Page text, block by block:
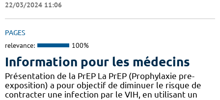
22/03/2024 11:06
PAGES
relevance: 100%
Information pour les médecins
Présentation de la PrEP La PrEP (Prophylaxie pre-
exposition) a pour objectif de diminuer le risque de
contracter une infection par le VIH, en utilisant un